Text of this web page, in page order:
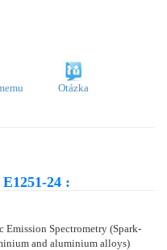
Otázka
24 :
Spectrometry (Spark-
and aluminium alloys)